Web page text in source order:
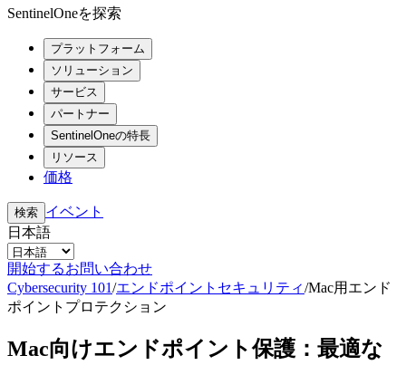
SentinelOneを探索
プラットフォーム
ソリューション
サービス
パートナー
SentinelOneの特長
リソース
価格
検索 イベント
日本語
開始するお問い合わせ
Cybersecurity 101/エンドポイントセキュリティ/Mac用エンド
ポイントプロテクション
Mac向けエンドポイント保護：最適な